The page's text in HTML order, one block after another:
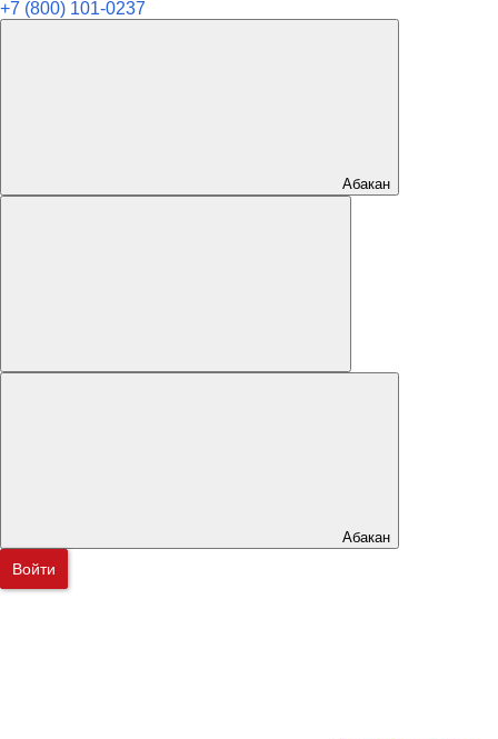
+7 (800) 101-0237
Абакан
Абакан
Войти